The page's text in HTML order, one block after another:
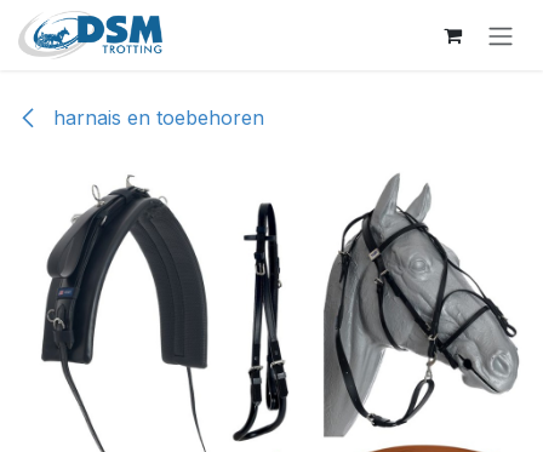
Overslaan naar inhoud
harnais en toebehoren